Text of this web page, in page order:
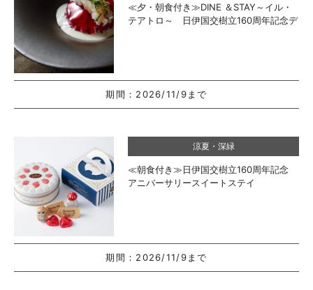
≪夕・朝食付き≫DINE ＆STAY～イル・
テアトロ～ 日伊国交樹立160周年記念デ
期間： 2026/11/9まで
涼夏・深緑
≪朝食付き≫日伊国交樹立160周年記念
アニバーサリースイートステイ
期間： 2026/11/9まで